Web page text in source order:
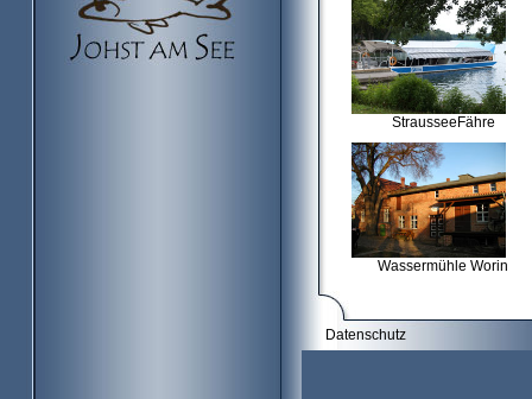
StrausseeFähre
Wassermühle Worin
Datenschutz